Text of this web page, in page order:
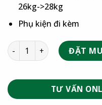
26kg->28kg
Phụ kiện đi kèm
ĐẶT
TƯ VẤN